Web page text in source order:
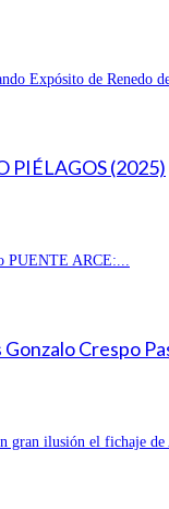
Expósito de Renedo
PIÉLAGOS (2025)
PUENTE ARCE:...
Crespo
gran ilusión el fichaje de